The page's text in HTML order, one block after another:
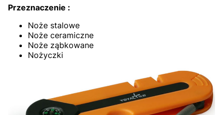
Przeznaczenie :
Noże stalowe
Noże ceramiczne
Noże ząbkowane
Nożyczki